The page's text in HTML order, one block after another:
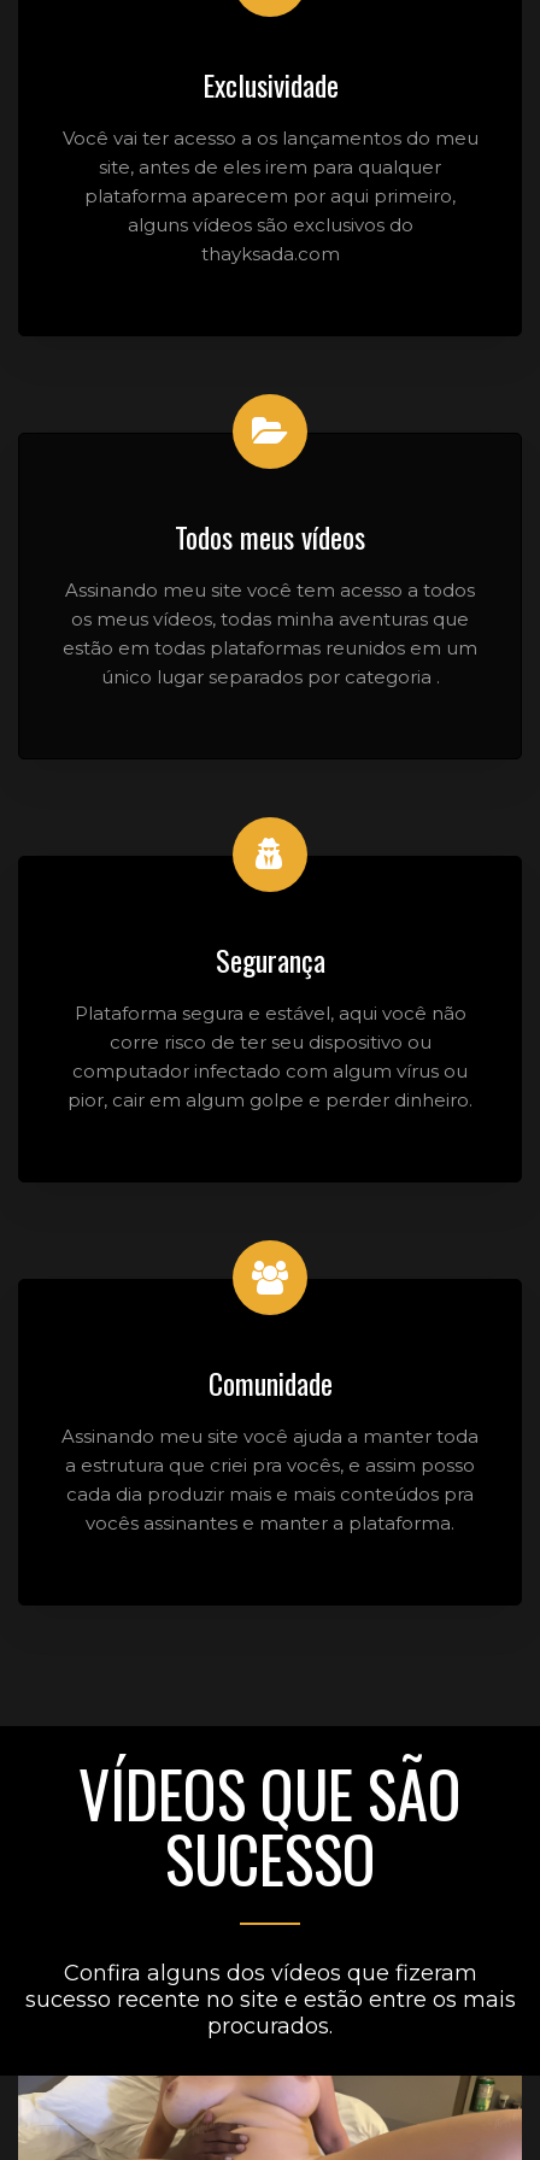
Exclusividade
Você vai ter acesso a os lançamentos do meu
site, antes de eles irem para qualquer
plataforma aparecem por aqui primeiro,
alguns vídeos são exclusivos do
thayksada.com
Todos meus vídeos
Assinando meu site você tem acesso a todos
os meus vídeos, todas minha aventuras que
estão em todas plataformas reunidos em um
único lugar separados por categoria .
Segurança
Plataforma segura e estável, aqui você não
corre risco de ter seu dispositivo ou
computador infectado com algum vírus ou
pior, cair em algum golpe e perder dinheiro.
Comunidade
Assinando meu site você ajuda a manter toda
a estrutura que criei pra vocês, e assim posso
cada dia produzir mais e mais conteúdos pra
vocês assinantes e manter a plataforma.
VÍDEOS QUE SÃO
SUCESSO
Confira alguns dos vídeos que fizeram
sucesso recente no site e estão entre os mais
procurados.